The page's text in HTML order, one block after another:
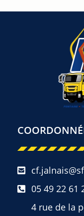
05 49 22 61
4 rue de la